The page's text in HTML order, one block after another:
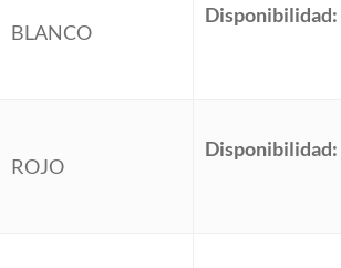
BLANCO
Disponibilidad:
ROJO
Disponibilidad: